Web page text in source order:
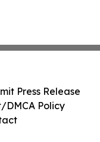
Press Release
DMCA Policy